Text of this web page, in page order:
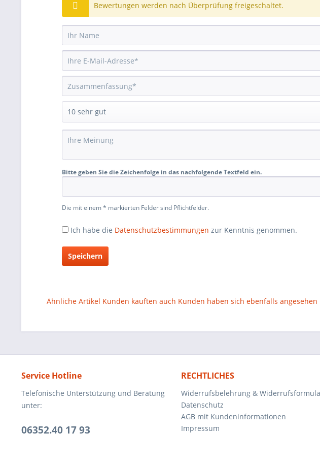
Bewertungen werden nach Überprüfung freigeschaltet.
Bitte geben Sie die Zeichenfolge in das nachfolgende Textfeld ein.
Die mit einem * markierten Felder sind Pflichtfelder.
Ich habe die Datenschutzbestimmungen zur Kenntnis genommen.
Speichern
Ähnliche Artikel Kunden kauften auch Kunden haben sich ebenfalls angesehen
Service Hotline
Telefonische Unterstützung und Beratung
unter:
06352.40 17 93
RECHTLICHES
Widerrufsbelehrung &
Datenschutz
AGB mit Kundeninformationen
Impressum